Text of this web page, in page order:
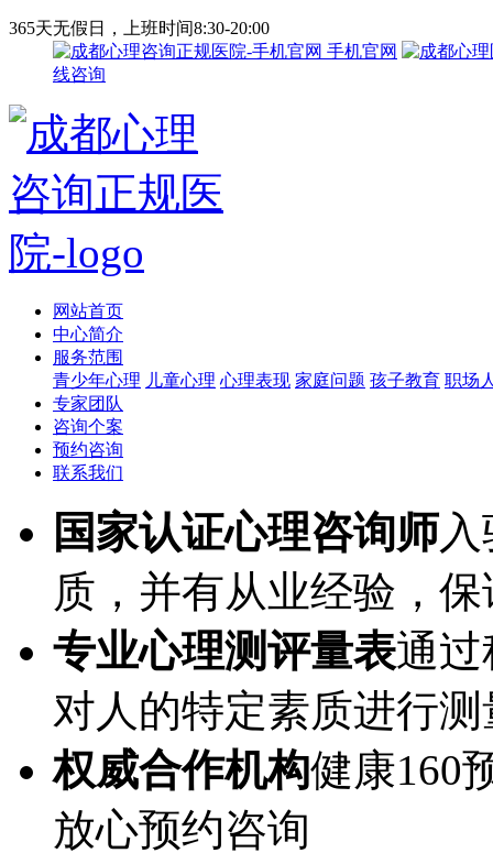
365天无假日，上班时间8:30-20:00
手机官网
线咨询
网站首页
中心简介
服务范围
青少年心理 儿童心理 心理表现 家庭问题 孩子教育 职场
专家团队
咨询个案
预约咨询
联系我们
国家认证心理咨询师
质，并有从业经验，
专业心理测评量表通
对人的特定素质进行
权威合作机构健康160
放心预约咨询